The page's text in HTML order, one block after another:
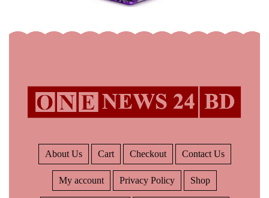
About Us Cart Checkout Contact Us
My account Privacy Policy Shop